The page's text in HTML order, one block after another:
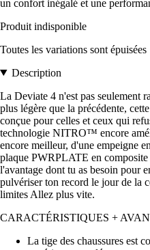
un confort inégalé et une
Produit indisponible
Toutes les variations sont épuisées
Description
La Deviate 4 n'est pas seulement
plus légère que la précédente,
conçue pour celles et ceux qui
technologie NITRO™ encore
encore meilleur, d'une empeigne
plaque PWRPLATE en
l'avantage dont tu as besoin pour
pulvériser ton record le jour de la
limites Allez plus vite.
CARACTÉRISTIQUES +
La tige des chaussures est